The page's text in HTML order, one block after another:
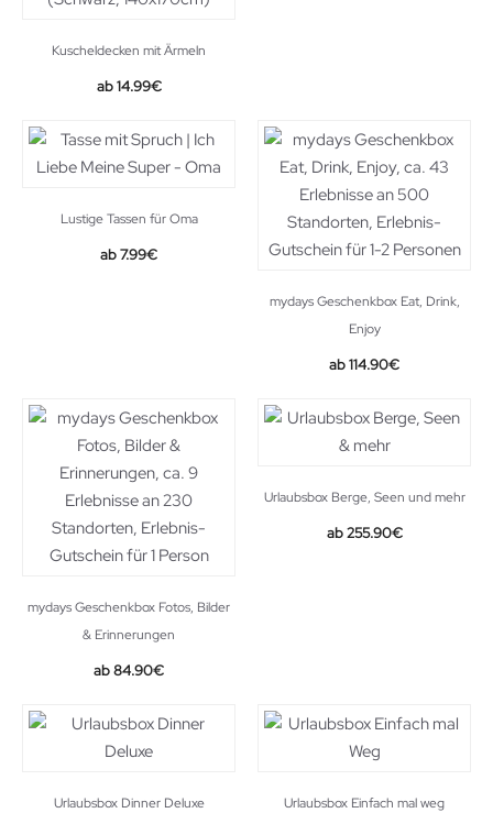
Kuscheldecken mit Ärmeln
14.99€
Lustige Tassen für Oma
Original
7.99€Current
mydays Geschenkbox Eat, Drink,
Enjoy
114.90€
mydays Geschenkbox Fotos, Bilder
& Erinnerungen
84.90€
Urlaubsbox Berge, Seen und mehr
255.90€
Urlaubsbox Dinner Deluxe Urlaubsbox Einfach mal weg